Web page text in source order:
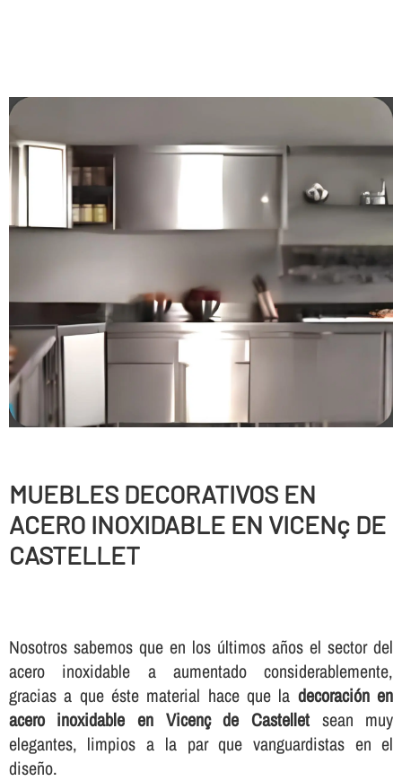
MUEBLES DECORATIVOS EN
ACERO INOXIDABLE EN VICENç DE
CASTELLET
Nosotros sabemos que en los últimos años el sector del
acero inoxidable a aumentado considerablemente,
gracias a que éste material hace que la decoración en
acero inoxidable en Vicenç de Castelletsean muy
elegantes, limpios a la par que vanguardistas en el
diseño.